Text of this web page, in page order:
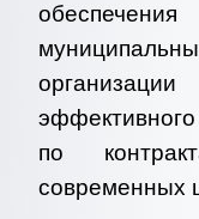
по
современных